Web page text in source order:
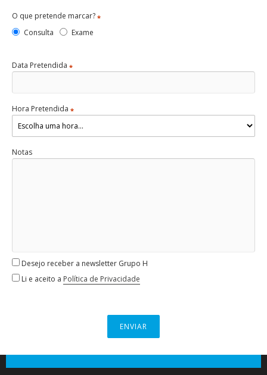
O que pretende marcar? *
Consulta Exame
Data Pretendida *
Hora Pretendida *
Notas
Desejo receber a newsletter Grupo H
Li e aceito a Política de Privacidade
ENVIAR